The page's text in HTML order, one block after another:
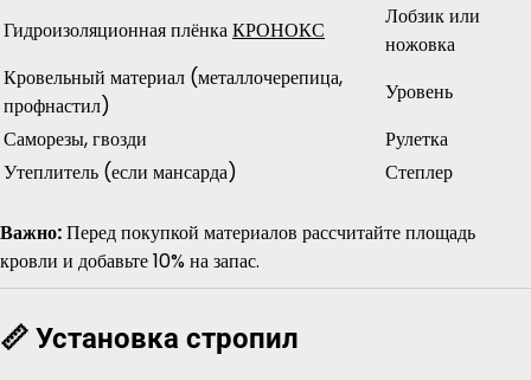
Гидроизоляционная плёнкаКРОНОКС
Лобзик или
ножовка
Кровельный материал (металлочерепица,
профнастил)
Уровень
Саморезы, гвозди
Рулетка
Утеплитель (если мансарда)
Степлер
Важно:Перед покупкой материалов рассчитайте площадь
кровли и добавьте 10% на запас.
📏 Установка стропил